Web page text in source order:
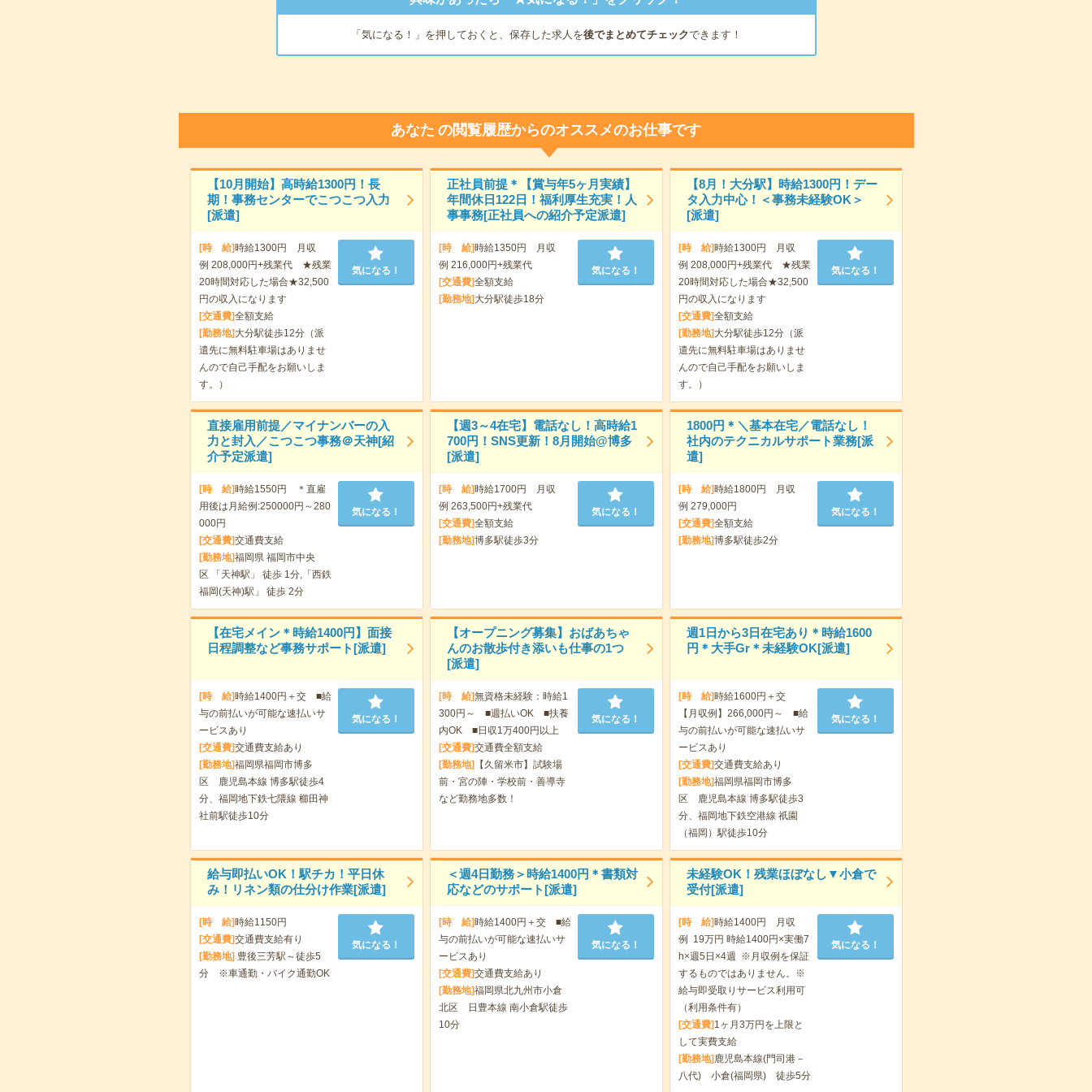
「気になる！」を押しておくと、保存した求人を後でまとめてチェックできます！
あなた の閲覧履歴からのオススメのお仕事です
【10月開始】高時給1300円！長
期！事務センターでこつこつ入力
[派遣]
[時 給]時給1300円 月収
例 208,000円+残業代 ★残業
20時間対応した場合★32,500
円の収入になります
[交通費]全額支給
[勤務地] 大分駅徒歩12分（派
遣先に無料駐車場はありませ
んので自己手配をお願いしま
す。）
気になる！
正社員前提＊【賞与年5ヶ月実績】
年間休日122日！福利厚生充実！人
事事務[正社員への紹介予定派遣]
[時 給]時給1350円 月収
例 216,000円+残業代
[交通費]全額支給
[勤務地] 大分駅徒歩18分
気になる！
【8月！大分駅】時給1300円！デー
タ入力中心！＜事務未経験OK＞
[派遣]
[時 給]時給1300円 月収
例 208,000円+残業代 ★残業
20時間対応した場合★32,500
円の収入になります
[交通費]全額支給
[勤務地] 大分駅徒歩12分（派
遣先に無料駐車場はありませ
んので自己手配をお願いしま
す。）
気になる！
直接雇用前提／マイナンバーの入
力と封入／こつこつ事務＠天神[紹
介予定派遣]
[時 給]時給1550円 ＊直雇
用後は月給例:250000円～280
000円
[交通費]交通費支給
[勤務地]福岡県 福岡市中央
区 「天神駅」 徒歩 1分,「西鉄
福岡(天神)駅」 徒歩 2分
気になる！
【週3～4在宅】電話なし！高時給1
700円！SNS更新！8月開始@博多
[派遣]
[時 給]時給1700円 月収
例 263,500円+残業代
[交通費]全額支給
[勤務地]博多駅徒歩3分
気になる！
1800円＊＼基本在宅／電話なし！
社内のテクニカルサポート業務[派
遣]
[時 給]時給1800円 月収
例 279,000円
[交通費]全額支給
[勤務地]博多駅徒歩2分
気になる！
【在宅メイン＊時給1400円】面接
日程調整など事務サポート[派遣]
[時 給]時給1400円＋交 ■給
与の前払いが可能な速払いサ
ービスあり
[交通費]交通費支給あり
[勤務地]福岡県福岡市博多
区 鹿児島本線 博多駅徒歩4
分、福岡地下鉄七隈線 櫛田神
社前駅徒歩10分
気になる！
【オープニング募集】おばあちゃ
んのお散歩付き添いも仕事の1つ
[派遣]
[時 給]無資格未経験：時給1
300円～ ■週払いOK ■扶養
内OK ■日収1万400円以上
[交通費]交通費全額支給
[勤務地]
【久留米市】試験場
前・宮の陣・学校前・善導寺
など勤務地多数！
気になる！
週1日から3日在宅あり＊時給1600
円＊大手Gr＊未経験OK[派遣]
[時 給]時給1600円＋交
【月収例】266,000円～ ■給
与の前払いが可能な速払いサ
ービスあり
[交通費]交通費支給あり
[勤務地]福岡県福岡市博多
区 鹿児島本線 博多駅徒歩3
分、福岡地下鉄空港線 祇園
（福岡）駅徒歩10分
気になる！
給与即払いOK！駅チカ！平日休
み！リネン類の仕分け作業[派遣]
[時 給]時給1150円
[交通費]交通費支給有り
[勤務地] 豊後三芳駅～徒歩5
分 ※車通勤・バイク通勤OK
気になる！
＜週4日勤務＞時給1400円＊書類対
応などのサポート[派遣]
[時 給]時給1400円＋交 ■給
与の前払いが可能な速払いサ
ービスあり
[交通費]交通費支給あり
[勤務地]福岡県北九州市小倉
北区 日豊本線 南小倉駅徒歩
10分
気になる！
未経験OK！残業ほぼなし▼小倉で
受付[派遣]
[時 給]時給1400円 月収
例 19万円 時給1400円×実働7
h×週5日×4週 ※月収例を保証
するものではありません。※
給与即受取りサービス利用可
（利用条件有）
[交通費] 1ヶ月3万円を上限と
して実費支給
[勤務地] 鹿児島本線(門司港－
八代) 小倉(福岡県) 徒歩5分
気になる！